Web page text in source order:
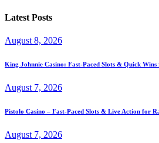
Latest Posts
August 8, 2026
King Johnnie Casino: Fast‑Paced Slots & Quick Wins
August 7, 2026
Pistolo Casino – Fast‑Paced Slots & Live Action for
August 7, 2026